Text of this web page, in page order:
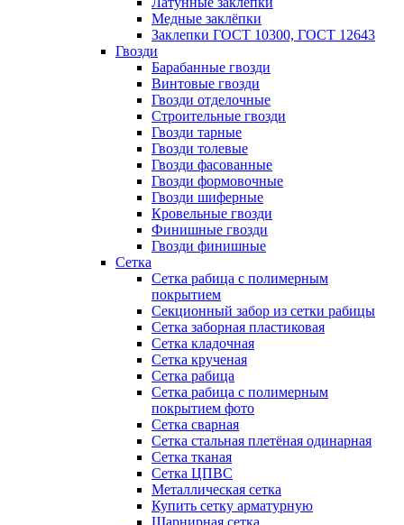
Медные заклёпки
Заклепки ГОСТ 10300, ГОСТ 12643
Гвозди
Барабанные гвозди
Винтовые гвозди
Гвозди отделочные
Строительные гвозди
Гвозди тарные
Гвозди толевые
Гвозди фасованные
Гвозди формовочные
Гвозди шиферные
Кровельные гвозди
Финишные гвозди
Гвозди финишные
Сетка
Сетка рабица с полимерным
покрытием
Секционный забор из сетки рабицы
Сетка заборная пластиковая
Сетка кладочная
Сетка крученая
Сетка рабица
Сетка рабица с полимерным
покрытием фото
Сетка сварная
Сетка стальная плетёная одинарная
Сетка тканая
Сетка ЦПВС
Металлическая сетка
Купить сетку арматурную
Шарнирная сетка